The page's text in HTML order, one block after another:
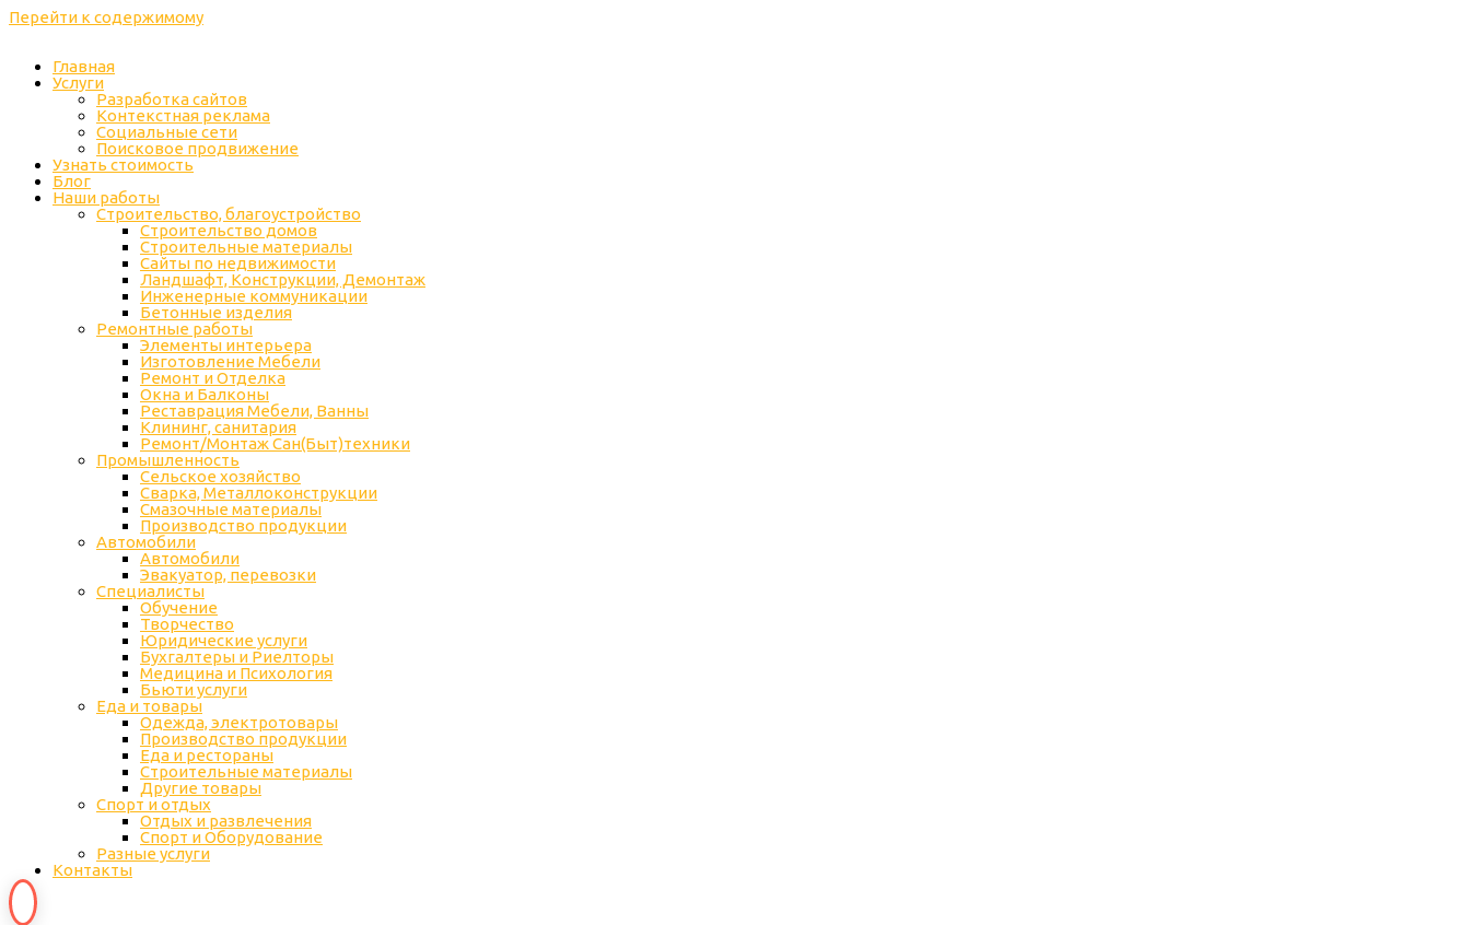
Перейти к содержимому
Главная
Услуги
Разработка сайтов
Контекстная реклама
Социальные сети
Поисковое продвижение
Узнать стоимость
Блог
Наши работы
Строительство, благоустройство
Строительство домов
Строительные материалы
Сайты по недвижимости
Ландшафт, Конструкции, Демонтаж
Инженерные коммуникации
Бетонные изделия
Ремонтные работы
Элементы интерьера
Изготовление Мебели
Ремонт и Отделка
Окна и Балконы
Реставрация Мебели, Ванны
Клининг, санитария
Ремонт/Монтаж Сан(Быт)техники
Промышленность
Cельское хозяйство
Сварка, Металлоконструкции
Cмазочные материалы
Производство продукции
Автомобили
Автомобили
Эвакуатор, перевозки
Специалисты
Обучение
Творчество
Юридические услуги
Бухгалтеры и Риелторы
Медицина и Психология
Бьюти услуги
Еда и товары
Одежда, электротовары
Производство продукции
Еда и рестораны
Строительные материалы
Другие товары
Спорт и отдых
Отдых и развлечения
Спорт и Оборудование
Разные услуги
Контакты